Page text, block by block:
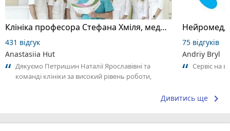
Клініка професора Стефана Хміля, медичний центр
431 відгук
Anastasiia Hut
Дякуємо Петришин Наталії Ярославівні та
команді клініки за високий рівень роботи,
Нейромед,
75 відгуків
Andriy Bryl
Сервіс на
Дивитись ще keyboard_arrow_right